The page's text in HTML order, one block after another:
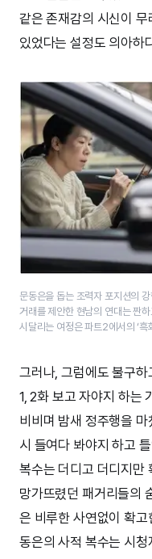
같은 존재감의 시신이
있었다는 설정도 의아하
문동은을 돕는 조력자 포지션의
거래를 제안한 현남의 연대는 짠
시달리는 여정은 파트2에서의 ‘
그러나, 그럼에도 불구하
1, 2화 보고 자야지 하는
비비며 밤새 정주행을
시 들여다 봐야지 하고
복수는 더디고 더디지만
망가뜨렸던 패거리들의
은 비루한 사연없이 확
동은의 사적 복수는 시